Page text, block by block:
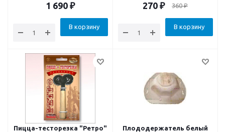
1 690 ₽
В корзину
270 ₽ 360₽
В корзину
Пицца-тесторезка "Ретро" Плододержатель белый